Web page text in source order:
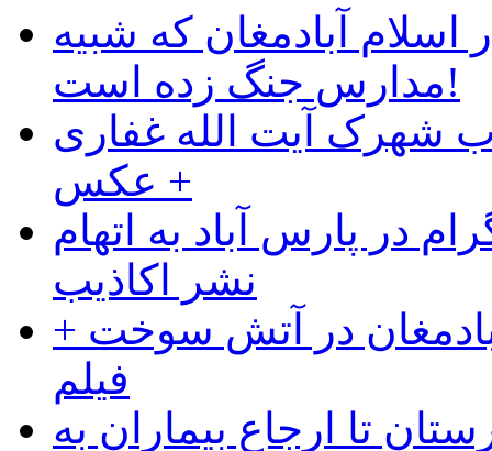
آبادمغان که شبیه
مدارس جنگ زده است!
شهرک آیت الله غفاری
+ عکس
در پارس آباد به اتهام
نشر اکاذیب
در آتش سوخت +
فیلم
تا ارجاع بیماران به